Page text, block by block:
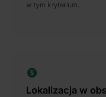
w tym kryterium.
Lokalizacja w